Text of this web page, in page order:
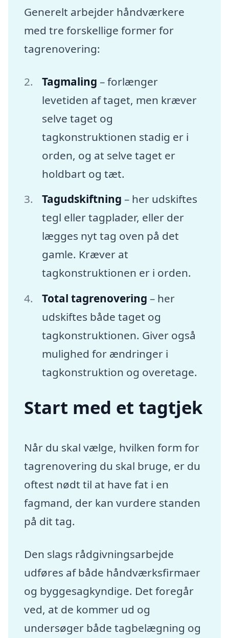
Generelt arbejder håndværkere
med tre forskellige former for
tagrenovering:
Tagmaling – forlænger
levetiden af taget, men kræver
selve taget og
tagkonstruktionen stadig er i
orden, og at selve taget er
holdbart og tæt.
Tagudskiftning – her udskiftes
tegl eller tagplader, eller der
lægges nyt tag oven på det
gamle. Kræver at
tagkonstruktionen er i orden.
Total tagrenovering – her
udskiftes både taget og
tagkonstruktionen. Giver også
mulighed for ændringer i
tagkonstruktion og overetage.
Start med et tagtjek
Når du skal vælge, hvilken form for
tagrenovering du skal bruge, er du
oftest nødt til at have fat i en
fagmand, der kan vurdere standen
på dit tag.
Den slags rådgivningsarbejde
udføres af både håndværksfirmaer
og byggesagkyndige. Det foregår
ved, at de kommer ud og
undersøger både tagbelægning og